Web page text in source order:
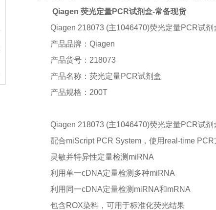
Qiagen 荧光定量PCR试剂盒-常备现货
Qiagen 218073 (主1046470)荧光定量PCR试
产品品牌： Qiagen
产品货号： 218073
产品名称： 荧光定量PCR试剂盒
产品规格： 200T
Qiagen 218073 (主1046470)荧光定量PCR试
配合miScript PCR System，使用real-time
灵敏并特异性定量检测 miRNA
利用单一cDNA定量检测多种miRNA
利用同一cDNA定量检测 miRNA和mRNA
包含ROX染料，可用于标准化荧光结果